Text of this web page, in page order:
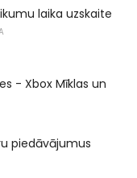
laika uzskaite
- Xbox Mīklas un
piedāvājumus